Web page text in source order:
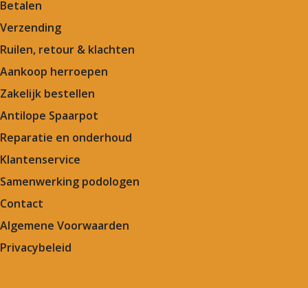
Betalen
Verzending
Ruilen, retour & klachten
Aankoop herroepen
Zakelijk bestellen
Antilope Spaarpot
Reparatie en onderhoud
Klantenservice
Samenwerking podologen
Contact
Algemene Voorwaarden
Privacybeleid